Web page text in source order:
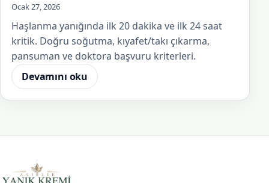
Ocak 27, 2026
Haşlanma yanığında ilk 20 dakika ve ilk 24 saat
kritik. Doğru soğutma, kıyafet/takı çıkarma,
pansuman ve doktora başvuru kriterleri.
Devamını oku
Asırlık Yanık Kremi